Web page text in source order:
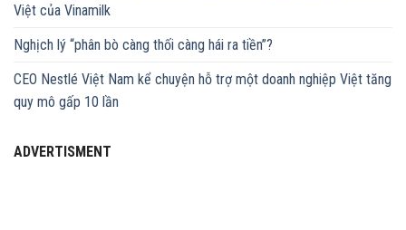
Việt của Vinamilk
Nghịch lý “phân bò càng thối càng hái ra tiền”?
CEO Nestlé Việt Nam kể chuyện hỗ trợ một doanh nghiệp Việt tăng
quy mô gấp 10 lần
ADVERTISMENT